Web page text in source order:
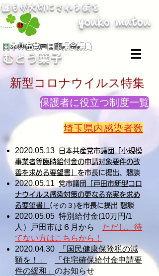
​ 日本共産党戸田市議会議員
むとう葉子
​誰もが大切にされる街を
​youko mutou
新型コロナウイルス特集
保護者に役立つ制度一覧
埼玉県内感染者数
2020.05.13 日本共産党市議団「小規模
事業者等臨時給付金の申請対象要件の改
善を求める要望書」 を市長に提出、懇談
2020.05.11 党市議団
「戸田市新型コロ
ナウイルス感染対策の更なる充実を求め
る要望書」 ( その３)を市長に提出 懇談
2020.05.05 特別給付金(10万円/1
人）戸田市は６月から ただし、待
てない方はこちらから！
2020.04.30
「国民健康保険税の減
額を！」
「住宅確保給付金申請要
件の緩和」 のお知らせ